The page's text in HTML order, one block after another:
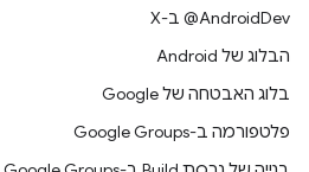
‫‎@AndroidDev ב-X
הבלוג של Android
בלוג האבטחה של Google
פלטפורמה ב-Google Groups